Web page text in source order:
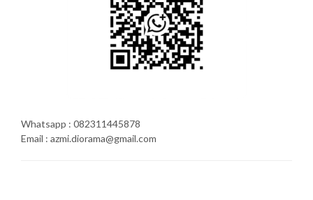
Whatsapp : 082311445878
Email : azmi.diorama@gmail.com